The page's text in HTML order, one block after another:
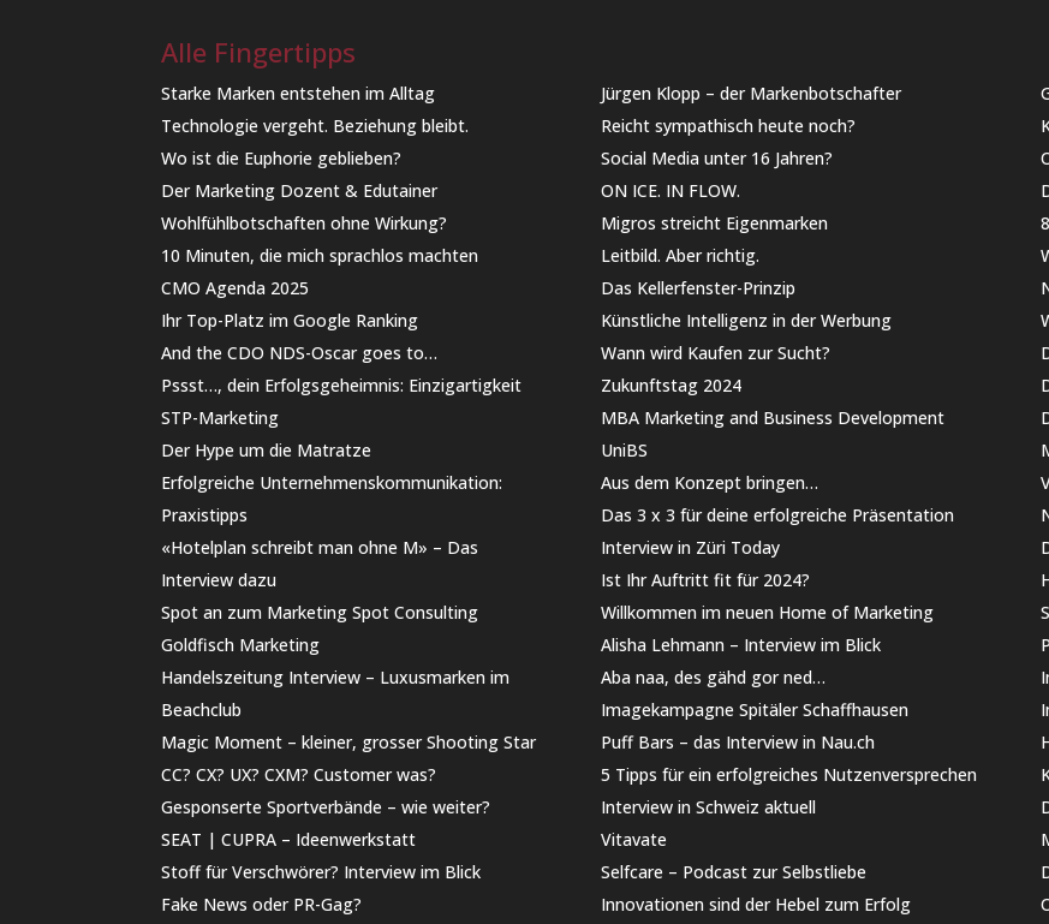
Alle Fingertipps
Starke Marken entstehen im Alltag
Technologie vergeht. Beziehung bleibt.
Wo ist die Euphorie geblieben?
Der Marketing Dozent & Edutainer
Wohlfühlbotschaften ohne Wirkung?
10 Minuten, die mich sprachlos machten
CMO Agenda 2025
Ihr Top-Platz im Google Ranking
And the CDO NDS-Oscar goes to…
Pssst…, dein Erfolgsgeheimnis: Einzigartigkeit
STP-Marketing
Der Hype um die Matratze
Erfolgreiche Unternehmenskommunikation:
Praxistipps
«Hotelplan schreibt man ohne M» – Das
Interview dazu
Spot an zum Marketing Spot Consulting
Goldfisch Marketing
Handelszeitung Interview – Luxusmarken im
Beachclub
Magic Moment – kleiner, grosser Shooting Star
CC? CX? UX? CXM? Customer was?
Gesponserte Sportverbände – wie weiter?
SEAT | CUPRA – Ideenwerkstatt
Stoff für Verschwörer? Interview im Blick
Fake News oder PR-Gag?
Jürgen Klopp – der Markenbotschafter
Reicht sympathisch heute noch?
Social Media unter 16 Jahren?
ON ICE. IN FLOW.
Migros streicht Eigenmarken
Leitbild. Aber richtig.
Das Kellerfenster-Prinzip
Künstliche Intelligenz in der Werbung
Wann wird Kaufen zur Sucht?
Zukunftstag 2024
MBA Marketing and Business Development
UniBS
Aus dem Konzept bringen…
Das 3 x 3 für deine erfolgreiche Präsentation
Interview in Züri Today
Ist Ihr Auftritt fit für 2024?
Willkommen im neuen Home of Marketing
Alisha Lehmann – Interview im Blick
Aba naa, des gähd gor ned…
Imagekampagne Spitäler Schaffhausen
Puff Bars – das Interview in Nau.ch
5 Tipps für ein erfolgreiches Nutzenversprechen
Interview in Schweiz aktuell
Vitavate
Selfcare – Podcast zur Selbstliebe
Innovationen sind der Hebel zum Erfolg